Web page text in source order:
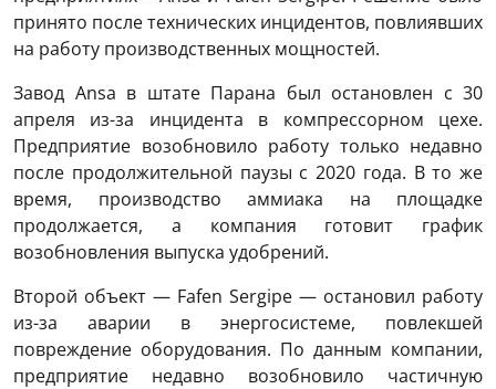
принято после технических инцидентов, повлиявших
на работу производственных мощностей.
Завод Ansa в штате Парана был остановлен с 30
апреля из-за инцидента в компрессорном цехе.
Предприятие возобновило работу только недавно
после продолжительной паузы с 2020 года. В то же
время, производство аммиака на площадке
продолжается, а компания готовит график
возобновления выпуска удобрений.
Второй объект — Fafen Sergipe — остановил работу
из-за аварии в энергосистеме, повлекшей
повреждение оборудования. По данным компании,
предприятие недавно возобновило частичную